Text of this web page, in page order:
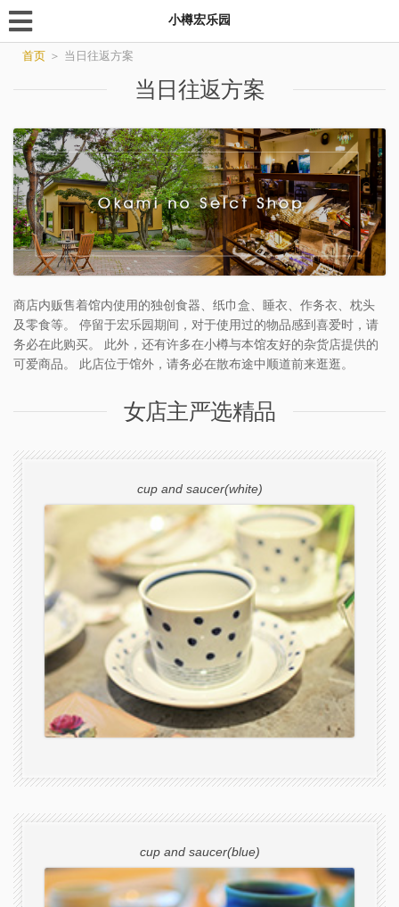
小樽宏乐园
首页 ＞ 当日往返方案
当日往返方案
商店内贩售着馆内使用的独创食器、纸巾盒、睡衣、作务衣、枕头
及零食等。 停留于宏乐园期间，对于使用过的物品感到喜爱时，请
务必在此购买。 此外，还有许多在小樽与本馆友好的杂货店提供的
可爱商品。 此店位于馆外，请务必在散布途中顺道前来逛逛。
女店主严选精品
cup and saucer(white)
cup and saucer(blue)